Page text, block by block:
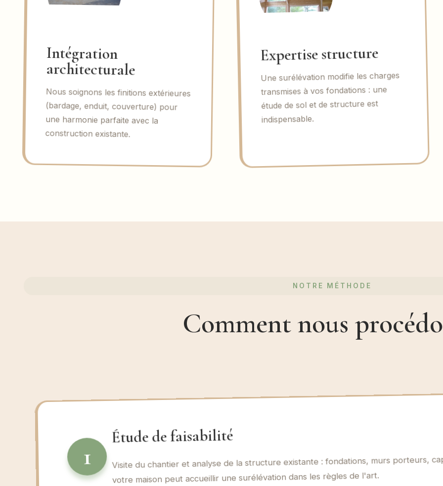
Intégration
architecturale
Nous soignons les finitions extérieures
(bardage, enduit, couverture) pour
une harmonie parfaite avec la
construction existante.
Expertise structure
Une surélévation modifie les charges
transmises à vos fondations : une
étude de sol et de structure est
indispensable.
NOTRE MÉTHODE
Comment nous
1
Étude de faisabilité
Visite du chantier et analyse de la structure existante : fondations, murs porteurs,
votre maison peut accueillir une surélévation dans les règles de l'art.